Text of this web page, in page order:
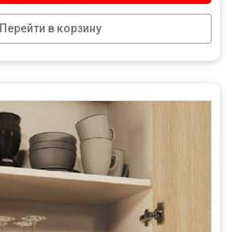
Перейти в корзину